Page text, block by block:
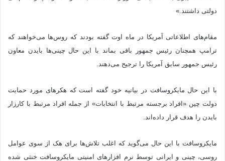
دولتی داشتند.»
مقام‌های اطلاعاتی آمریکا در ماه اوت گفته بودند که روس‌ها می‌خواهند که
ترامپ همچنان رئیس جمهور باقی بماند با این حال چینی‌ها بایدن معاون
رئیس جمهور سابق آمریکا را ترجیح می‌دهند.
با این حال مایکروسافت در بیانیه خود گفته است که هکرهای مورد حمایت
دولت چین «افراد برجسته مرتبط با انتخابات» از جمله افراد مرتبط با کارزار
بایدن را هدف قرار داده‌اند.
مایکروسافت با این حال می‌گوید که اغلب تلاش‌ها برای هک از سوی عوامل
روسی، چینی و ایرانی توسط نرم افزارهای امنیتی مایکروسافت خنثی شده